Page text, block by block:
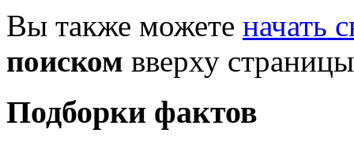
Вы также можете начать
поиском вверху
Подборки фактов